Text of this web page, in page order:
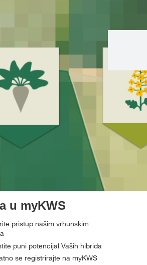
u myKWS
pristup našim vrhunskim
puni potencijal Vaših hibrida
se registrirajte na myKWS